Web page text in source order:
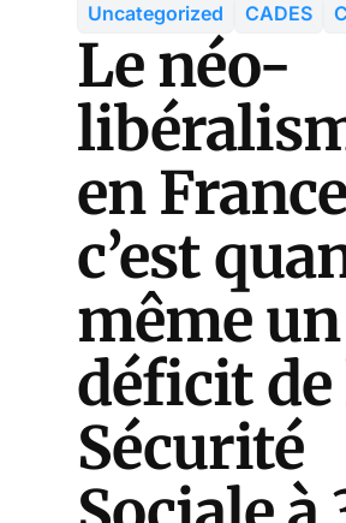
Uncategorized CADES
Le néo-
en
c’est
même un
déficit de
Sécurité